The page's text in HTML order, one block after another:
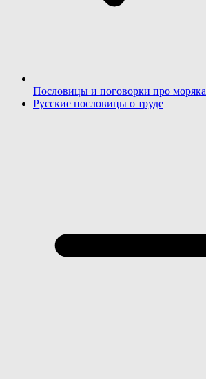
Пословицы и поговорки про моряка
Русские пословицы о труде